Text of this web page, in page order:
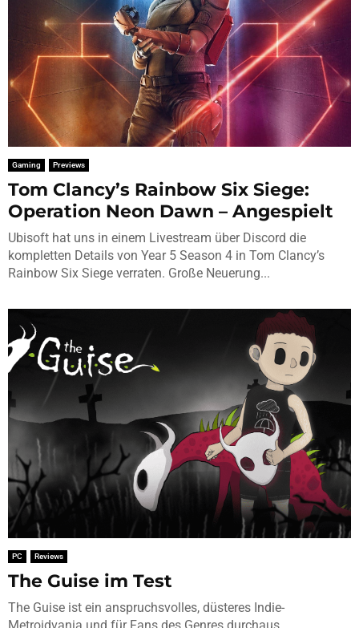
Gaming Previews
Tom Clancy’s Rainbow Six Siege:
Operation Neon Dawn – Angespielt
Ubisoft hat uns in einem Livestream über Discord die
kompletten Details von Year 5 Season 4 in Tom Clancy’s
Rainbow Six Siege verraten. Große Neuerung...
PC Reviews
The Guise im Test
The Guise ist ein anspruchsvolles, düsteres Indie-
Metroidvania und für Fans des Genres durchaus